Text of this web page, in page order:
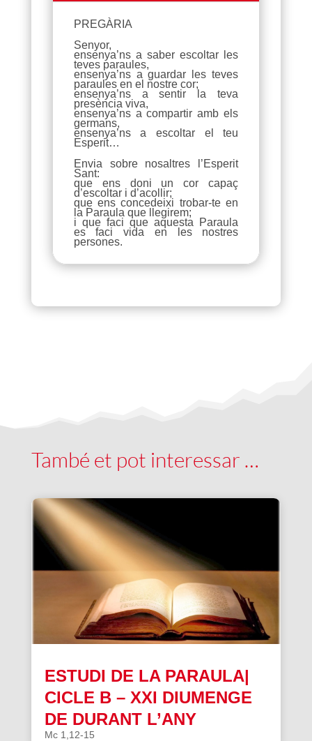
PREGÀRIA
Senyor,
ensenya’ns a saber escoltar les
teves paraules,
ensenya’ns a guardar les teves
paraules en el nostre cor;
ensenya’ns a sentir la teva
presència viva,
ensenya’ns a compartir amb els
germans,
ensenya’ns a escoltar el teu
Esperit…
Envia sobre nosaltres l’Esperit
Sant:
que ens doni un cor capaç
d’escoltar i d’acollir;
que ens concedeixi trobar-te en
la Paraula que llegirem;
i que faci que aquesta Paraula
es faci vida en les nostres
persones.
També et pot interessar …
ESTUDI DE LA PARAULA|
CICLE B – XXI DIUMENGE
DE DURANT L’ANY
Mc 1,12-15